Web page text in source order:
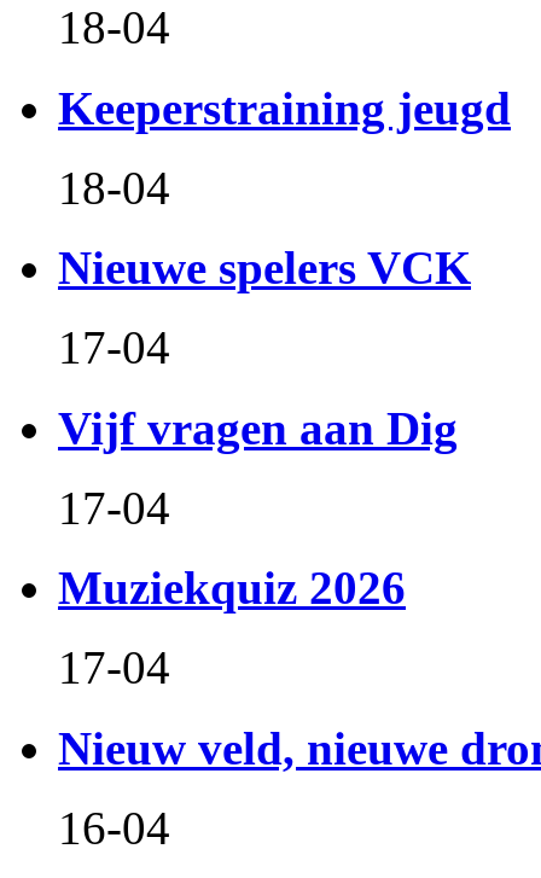
18-04
Keeperstraining jeugd
18-04
Nieuwe spelers VCK
17-04
Vijf vragen aan Dig
17-04
Muziekquiz 2026
17-04
Nieuw veld, nieuwe
16-04